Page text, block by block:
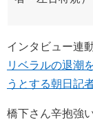
インタビュー連
リベラルの退潮
うとする朝日記
橋下さん辛抱強い